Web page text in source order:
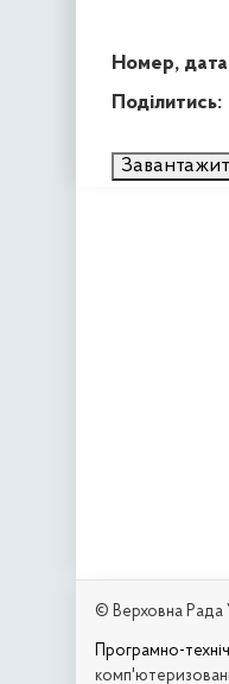
Номер, дата
Поділитись:
© Верховна Рада
Програмно-